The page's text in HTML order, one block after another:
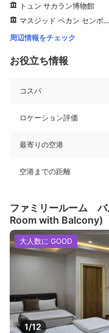
トュン サカラン博物館
マスジッド ペカン センポルナ
周辺情報をチェック
お役立ち情報
コスパ
ロケーション評価
最寄りの空港
空港までの距離
ファミリールーム バ
Room with Balcony)
1/12
大人数に GOOD